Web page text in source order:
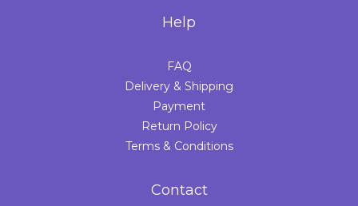
Help
FAQ
Delivery & Shipping
Payment
Return Policy
Terms & Conditions
Contact